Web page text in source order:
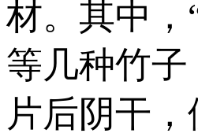
材。其中，
等几种竹
片后阴干